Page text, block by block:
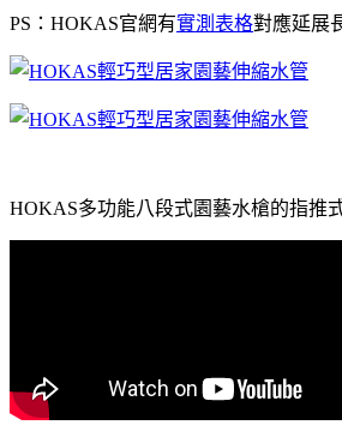
PS：HOKAS官網有實測表格對應延展
HOKAS多功能八段式園藝水槍的指推